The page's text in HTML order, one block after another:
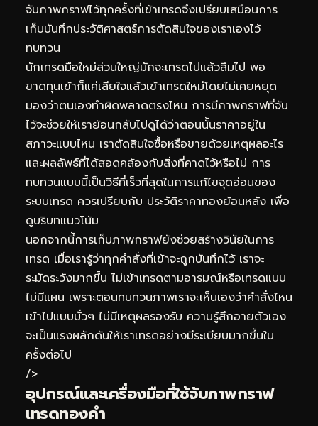
จับภาพกราฟไว้ทุกครั้งที่เข้าเทรดจึงเปรียบเสมือนการ
เก็บบันทึกประวัติศาสตร์การตัดสินใจของเราเองไว้
ทบทวน
นักเทรดมือใหม่ส่วนใหญ่มักจะเทรดไปแล้วลืมไป พอ
ขาดทุนเข้าก็แค่เสียใจแล้วเข้าเทรดใหม่โดยไม่เคยหยุด
มองว่าตนเองทำผิดพลาดตรงไหน การมีภาพกราฟที่จับ
ไว้จะช่วยให้เราย้อนกลับไปดูได้ว่าตอนนั้นราคาอยู่ใน
สภาวะแบบไหน เราตัดสินใจซื้อหรือขายด้วยเหตุผลอะไร
และผลลัพธ์ที่ได้สอดคล้องกับสิ่งที่คาดไว้หรือไม่ การ
ทบทวนแบบนี้เป็นวิธีที่เร็วที่สุดในการแก้ไขจุดอ่อนของ
ระบบเทรด ควรเปรียบกับ ประวัติราคาทองย้อนหลัง เพื่อ
ดูบริบทแนวโน้ม
นอกจากนี้การเก็บภาพกราฟยังช่วยสร้างวินัยในการ
เทรด เมื่อเรารู้ว่าทุกคำสั่งที่เข้าจะถูกบันทึกไว้ เราจะ
ระมัดระวังมากขึ้น ไม่เข้าเทรดตามอารมณ์หรือเทรดแบบ
ไม่มีแผน เพราะตอนทบทวนภาพเราจะเห็นเองว่าคำสั่งไหน
เข้าไปแบบมั่วๆ ไม่มีเหตุผลรองรับ ความรู้สึกอายตัวเอง
จะเป็นแรงผลักดันให้เราเทรดอย่างมีระเบียบมากขึ้นใน
ครั้งต่อไป
/>
อุปกรณ์และเครื่องมือที่ใช้จับภาพกราฟ
เทรดทองคำ